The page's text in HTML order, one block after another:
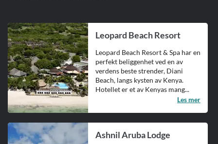
Leopard Beach Resort
Leopard Beach Resort & Spa har en
perfekt beliggenhet ved en av
verdens beste strender, Diani
Beach, langs kysten av Kenya.
Hotellet er et av Kenyas mang...
Les mer
Ashnil Aruba Lodge